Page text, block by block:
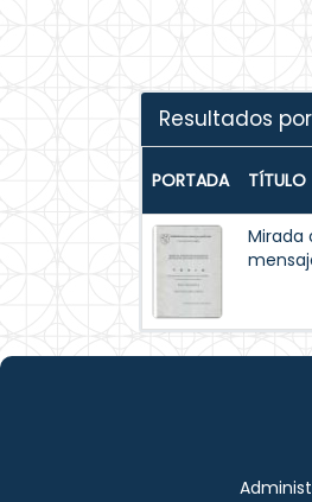
Resultados
PORTADA TÍTULO
Mirada